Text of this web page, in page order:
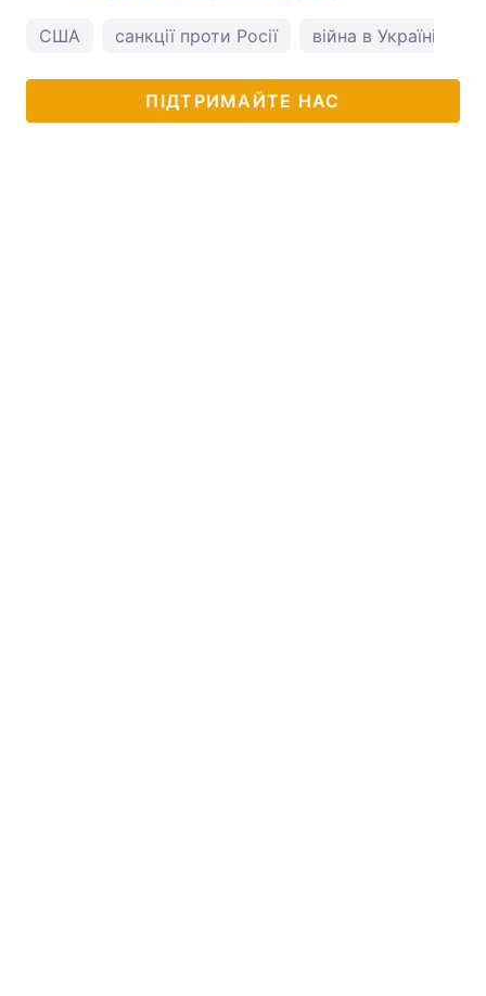
США санкції проти Росії війна в Україні
ПІДТРИМАЙТЕ НАС